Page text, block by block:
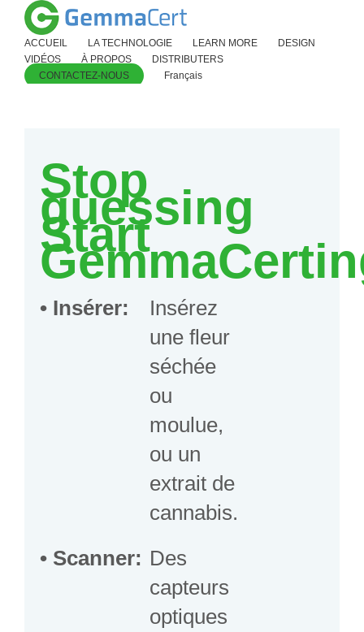
ACCUEIL LA TECHNOLOGIE LEARN MORE
DESIGN
VIDÉOS
À PROPOS
DISTRIBUTERS
CONTACTEZ-NOUS
Français
Stop
guessing
Start
• Insérer:
Insérez
une fleur
séchée
ou
moulue,
ou un
extrait de
cannabis.
• Scanner: Des
capteurs
optiques